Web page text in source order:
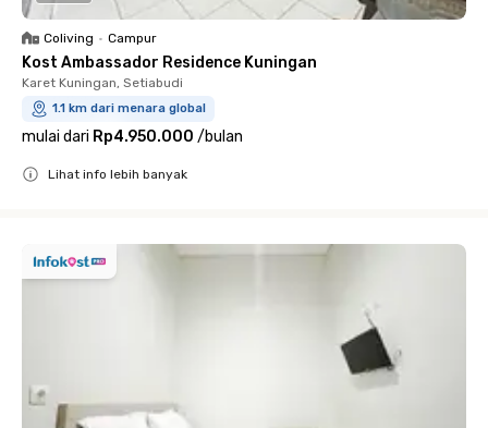
Coliving • Campur
Kost Ambassador Residence Kuningan
Karet Kuningan, Setiabudi
1.1 km dari menara global
mulai dari Rp4.950.000 /bulan
Lihat info lebih banyak